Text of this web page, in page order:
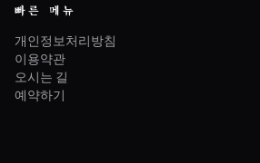
빠른 메뉴
개인정보처리방침
이용약관
오시는 길
예약하기